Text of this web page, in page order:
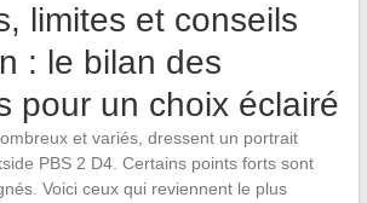
limites et conseils
: le bilan des
pour un choix éclairé
et variés, dressent un portrait
PBS 2 D4. Certains points forts sont
Voici ceux qui reviennent le plus